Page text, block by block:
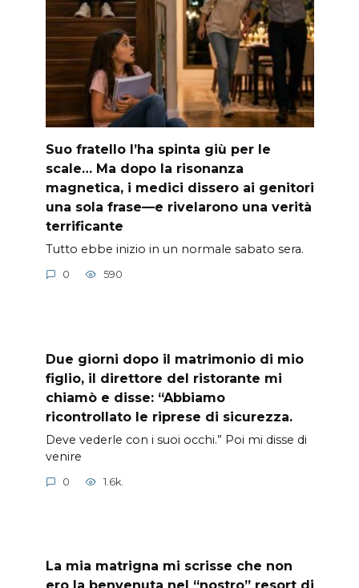
Suo fratello l’ha spinta giù per le
scale… Ma dopo la risonanza
magnetica, i medici dissero ai genitori
una sola frase—e rivelarono una verità
terrificante
Tutto ebbe inizio in un normale sabato sera.
0 590
Due giorni dopo il matrimonio di mio
figlio, il direttore del ristorante mi
chiamò e disse: “Abbiamo
ricontrollato le riprese di sicurezza.
Deve vederle con i suoi occhi.” Poi mi disse di
venire
0 1.6k.
La mia matrigna mi scrisse che non